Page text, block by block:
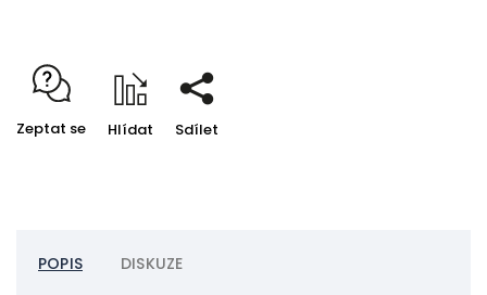
Zeptat se Hlídat Sdílet
POPIS DISKUZE